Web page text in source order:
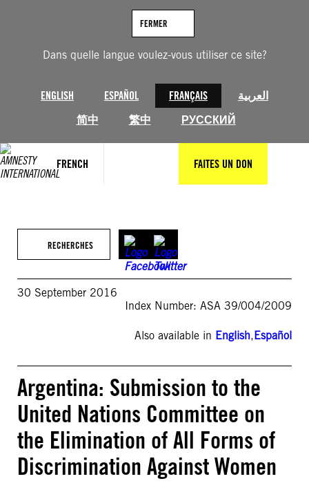
Dans quelle langue voulez-vous utiliser ce site?
ENGLISH ESPAÑOL FRANÇAIS
العربية
简中
繁中 РУССКИЙ
FERMER
FRENCH FAITES UN DON
RECHERCHES
30 September 2016
Index Number: ASA 39/004/2009
Also available in English,Español
Argentina: Submission to the
United Nations Committee on
the Elimination of All Forms of
Discrimination Against Women